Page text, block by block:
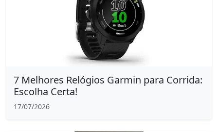
7 Melhores Relógios Garmin para Corrida:
Escolha Certa!
17/07/2026